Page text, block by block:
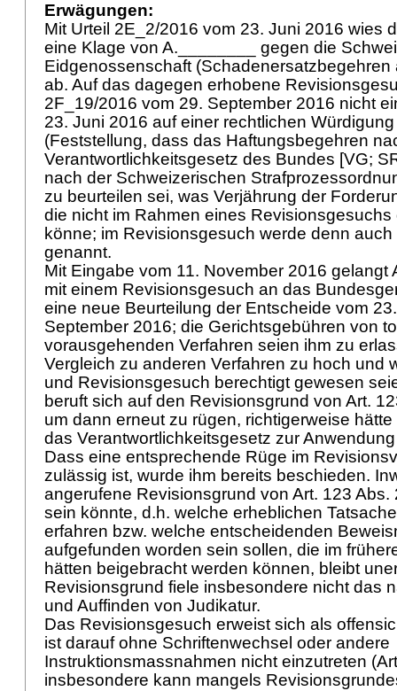
Erwägungen:
Mit Urteil 2E_2/2016 vom 23. Juni 2016 wies
eine Klage von A.________ gegen die
Eidgenossenschaft (Schadenersatzbegehren
ab. Auf das dagegen erhobene
2F_19/2016 vom 29. September 2016 nicht
23. Juni 2016 auf einer rechtlichen
(Feststellung, dass das Haftungsbegehren
Verantwortlichkeitsgesetz des Bundes [VG;
nach der Schweizerischen
zu beurteilen sei, was Verjährung der
die nicht im Rahmen eines Revisionsgesuchs
könne; im Revisionsgesuch werde denn
genannt.
Mit Eingabe vom 11. November 2016 gelangt
mit einem Revisionsgesuch an das
eine neue Beurteilung der Entscheide vom
September 2016; die Gerichtsgebühren von
vorausgehenden Verfahren seien ihm zu
Vergleich zu anderen Verfahren zu hoch und
und Revisionsgesuch berechtigt gewesen
beruft sich auf den Revisionsgrund von Art.
um dann erneut zu rügen, richtigerweise
das Verantwortlichkeitsgesetz zur
Dass eine entsprechende Rüge im
zulässig ist, wurde ihm bereits beschieden.
angerufene Revisionsgrund von Art. 123 Abs.
sein könnte, d.h. welche erheblichen
erfahren bzw. welche entscheidenden
aufgefunden worden sein sollen, die im
hätten beigebracht werden können, bleibt
Revisionsgrund fiele insbesondere nicht das
und Auffinden von Judikatur.
Das Revisionsgesuch erweist sich als
ist darauf ohne Schriftenwechsel oder andere
Instruktionsmassnahmen nicht einzutreten (
insbesondere kann mangels